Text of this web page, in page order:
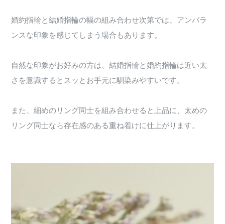
婚約指輪と結婚指輪の幅の組み合わせ次第では、アンバラ
ンスな印象を感じてしまう場合もあります。
自然な印象がお好みの方は、結婚指輪と婚約指輪は近い太
さを意識するとスッとお手元に馴染みやすいです。
また、細めのリング同士を組み合わせると上品に、太めの
リング同士なら存在感のある重ね着けに仕上がります。